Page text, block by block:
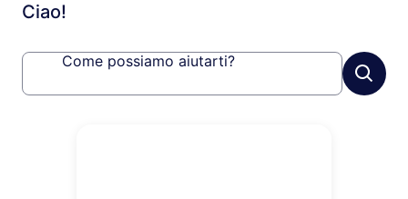
Ciao!
Come possiamo aiutarti?